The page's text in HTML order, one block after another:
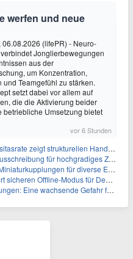
werfen und neue
06.08.2026 (lifePR) - Neuro-
Jonglierbewegungen
aus der
um Konzentration,
und Teamgefühl zu stärken.
setzt dabei vor allem auf
die die Aktivierung beider
betriebliche Umsetzung bietet
vor 6 Stunden
Handlungsbedarf bei der Ernährung schulpflichtiger Kinder
mit Germanium- und Silbergehalten und stellt ein Betriebsupdate bereit
für diverse Einsatzbereiche
Offline-Modus für Desktop- und Mobile-Apps ein
Gefahr für industrielle Elektroniksysteme